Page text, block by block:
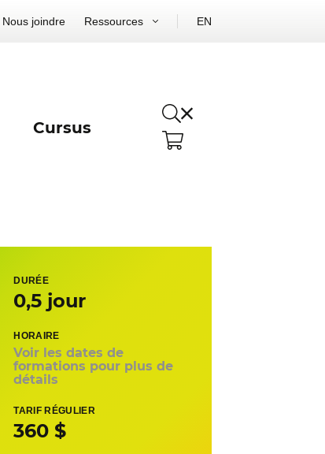
Nous joindre Ressources EN
Cursus
DURÉE
0,5 jour
HORAIRE
Voir les dates de
formations pour plus de
détails
TARIF RÉGULIER
360 $